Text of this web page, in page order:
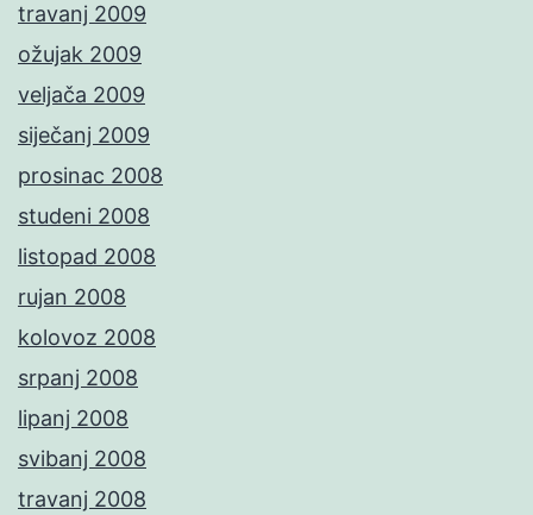
travanj 2009
ožujak 2009
veljača 2009
siječanj 2009
prosinac 2008
studeni 2008
listopad 2008
rujan 2008
kolovoz 2008
srpanj 2008
lipanj 2008
svibanj 2008
travanj 2008